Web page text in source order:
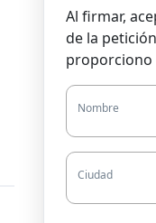
Al firmar,
de la
proporciono
Nombre
Ciudad